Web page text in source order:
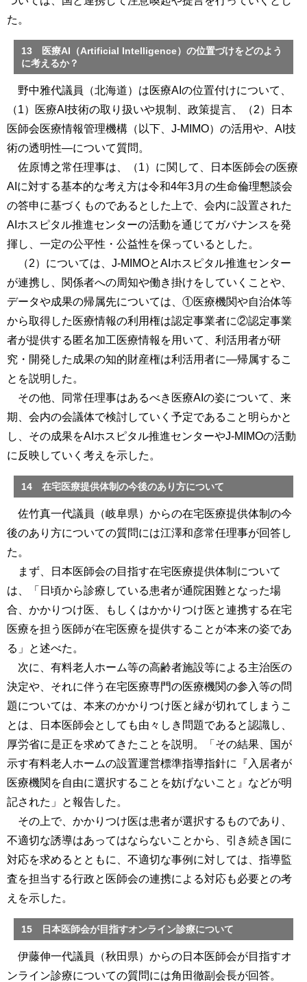
た。
13 医療AI（Artificial Intelligence）の位置づけをどのよう
に考えるか？
野中雅代議員（北海道）は医療AIの位置付けについて、
（1）医療AI技術の取り扱いや規制、政策提言、（2）日本
医師会医療情報管理機構（以下、J-MIMO）の活用や、AI技
術の透明性―について質問。
佐原博之常任理事は、（1）に関して、日本医師会の医療
AIに対する基本的な考え方は令和4年3月の生命倫理懇談会
の答申に基づくものであるとした上で、会内に設置された
AIホスピタル推進センターの活動を通じてガバナンスを発
揮し、一定の公平性・公益性を保っているとした。
（2）については、J-MIMOとAIホスピタル推進センター
が連携し、関係者への周知や働き掛けをしていくことや、
データや成果の帰属先については、①医療機関や自治体等
から取得した医療情報の利用権は認定事業者に②認定事業
者が提供する匿名加工医療情報を用いて、利活用者が研
究・開発した成果の知的財産権は利活用者に―帰属するこ
とを説明した。
その他、同常任理事はあるべき医療AIの姿について、来
期、会内の会議体で検討していく予定であること明らかと
し、その成果をAIホスピタル推進センターやJ-MIMOの活動
に反映していく考えを示した。
14 在宅医療提供体制の今後のあり方について
佐竹真一代議員（岐阜県）からの在宅医療提供体制の今
後のあり方についての質問には江澤和彦常任理事が回答し
た。
まず、日本医師会の目指す在宅医療提供体制について
は、「日頃から診療している患者が通院困難となった場
合、かかりつけ医、もしくはかかりつけ医と連携する在宅
医療を担う医師が在宅医療を提供することが本来の姿であ
る」と述べた。
次に、有料老人ホーム等の高齢者施設等による主治医の
決定や、それに伴う在宅医療専門の医療機関の参入等の問
題については、本来のかかりつけ医と縁が切れてしまうこ
とは、日本医師会としても由々しき問題であると認識し、
厚労省に是正を求めてきたことを説明。「その結果、国が
示す有料老人ホームの設置運営標準指導指針に『入居者が
医療機関を自由に選択することを妨げないこと』などが明
記された」と報告した。
その上で、かかりつけ医は患者が選択するものであり、
不適切な誘導はあってはならないことから、引き続き国に
対応を求めるとともに、不適切な事例に対しては、指導監
査を担当する行政と医師会の連携による対応も必要との考
えを示した。
15 日本医師会が目指すオンライン診療について
伊藤伸一代議員（秋田県）からの日本医師会が目指すオ
ンライン診療についての質問には角田徹副会長が回答。